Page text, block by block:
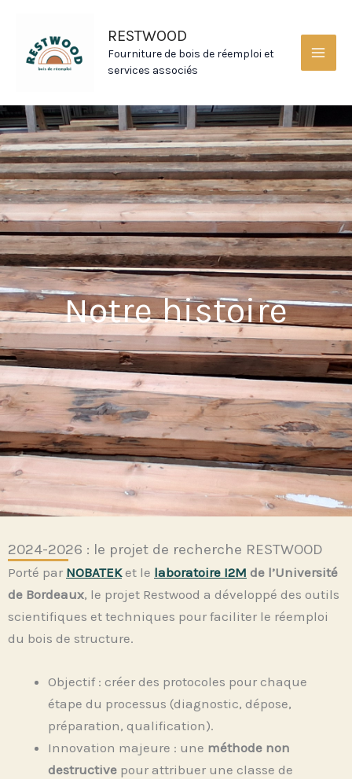
contenu
RESTWOOD
Fourniture de bois de réemploi et
services associés
Notre histoire
2024-2026 : le projet de recherche RESTWOOD
Porté par NOBATEKet le laboratoire I2M de l’Université
de Bordeaux, le projet Restwood a développé des outils
scientifiques et techniques pour faciliter le réemploi
du bois de structure.
Objectif : créer des protocoles pour chaque
étape du processus (diagnostic, dépose,
préparation, qualification).
Innovation majeure : une méthode non
destructive pour attribuer une classe de